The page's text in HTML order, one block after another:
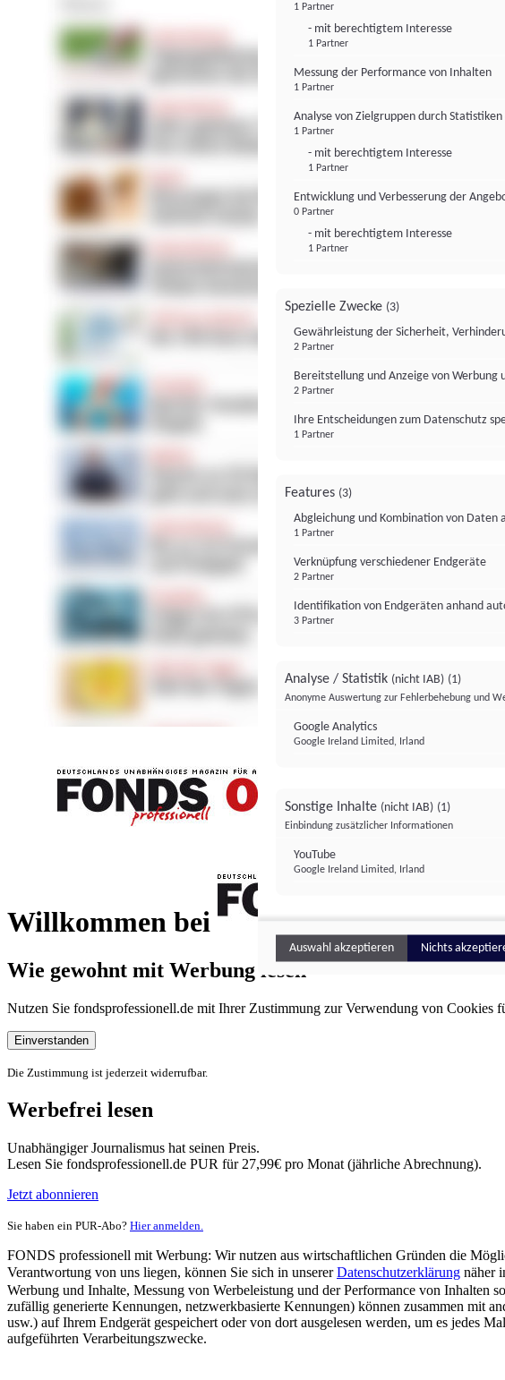
Willkommen bei
FONDS professionell
Wie gewohnt mit Werbung lesen
Nutzen Sie fondsprofessionell.de mit Ihrer Zustimmung zur Verwendung von Cookies
Einverstanden
Die Zustimmung ist jederzeit widerrufbar.
Werbefrei lesen
Unabhängiger Journalismus hat seinen Preis.
Lesen Sie fondsprofessionell.de PUR für 27,99€ pro Monat (jährliche Abrechnung).
Jetzt abonnieren
Sie haben ein PUR-Abo? Hier anmelden.
FONDS professionell mit Werbung: Wir nutzen aus wirtschaftlichen Gründen die
Verantwortung von uns liegen, können Sie sich in unsererDatenschutzerklärung näher
Werbung und Inhalte, Messung von Werbeleistung und der Performance von
zufällig generierte Kennungen, netzwerkbasierte Kennungen) können zusammen mit
usw.) auf Ihrem Endgerät gespeichert oder von dort ausgelesen werden, um es jedes
aufgeführten Verarbeitungszwecke.
1 Partner
- mit berechtigtem Interesse
1 Partner
Messung der Performance von Inhalten
1 Partner
Analyse von Zielgruppen durch
1 Partner
- mit berechtigtem Interesse
1 Partner
Entwicklung und Verbesserung der
0 Partner
- mit berechtigtem Interesse
1 Partner
Spezielle Zwecke (3)
Gewährleistung der Sicherheit,
2 Partner
Bereitstellung und Anzeige von Werbung
2 Partner
Ihre Entscheidungen zum Datenschutz
1 Partner
Features (3)
Abgleichung und Kombination von Daten
1 Partner
Verknüpfung verschiedener Endgeräte
2 Partner
Identifikation von Endgeräten anhand
3 Partner
Analyse / Statistik (nicht IAB) (1)
Anonyme Auswertung zur Fehlerbehebung und
Google Analytics
Google Ireland Limited, Irland
Sonstige Inhalte (nicht IAB) (1)
Einbindung zusätzlicher Informationen
YouTube
Google Ireland Limited, Irland
Auswahl akzeptieren Nichts